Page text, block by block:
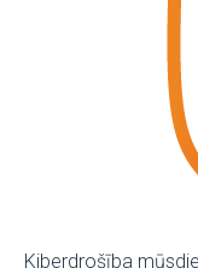
Kiberdrošība